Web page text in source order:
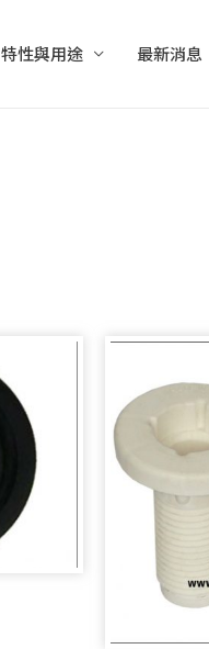
特性與用途 最新消息